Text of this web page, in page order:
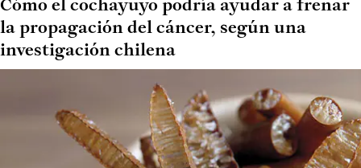
Cómo el cochayuyo podría ayudar a frenar
la propagación del cáncer, según una
investigación chilena